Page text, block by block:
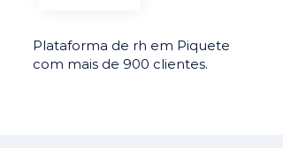
Plataforma de rh em Piquete
com mais de 900 clientes.